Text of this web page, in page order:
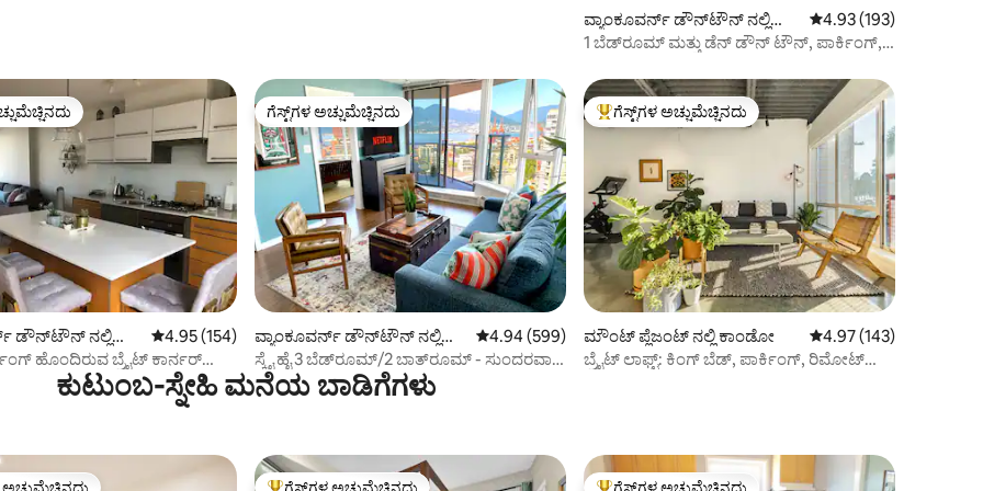
ವ್ಯಾಂಕೂವರ್ನ್ ಡೌನ್‌ಟೌನ್ ನಲ್ಲಿ
ಕಾಂಡೋ
5 ರಲ್ಲಿ 4.93 ಸರಾಸರಿ
4.93 (193)
1 ಬೆಡ್‌ರೂಮ್ ಮತ್ತು ಡೆನ್ ಡೌನ್ ಟೌನ್, ಪಾರ್ಕಿಂಗ್,
348 ವಿಮರ್ಶೆಗಳು
ಡೌನ್‌ಟೌನ್ ನಲ್ಲಿ
5 ರಲ್ಲಿ 4.95 ಸರಾಸರಿ ರೇಟಿಂಗ್, 154 ವಿಮರ್ಶೆಗಳು
4.95 (154)
ಹೊಂದಿರುವ ಬ್ರೈಟ್ ಕಾರ್ನರ್
ಗೆಸ್ಟ್‌ಗಳ ಅಚ್ಚುಮೆಚ್ಚಿನದು
ಗೆಸ್ಟ್‌ಗಳ ಅಚ್ಚುಮೆಚ್ಚಿನದು
ವ್ಯಾಂಕೂವರ್ನ್ ಡೌನ್‌ಟೌನ್ ನಲ್ಲಿ
ಕಾಂಡೋ
5 ರಲ್ಲಿ 4.94 ಸರಾಸರಿ ರೇಟಿಂಗ್, 599 ವಿಮರ್ಶೆಗಳು
4.94 (599)
ಸ್ಕೈ ಹೈ 3 ಬೆಡ್‌ರೂಮ್/2 ಬಾತ್‌ರೂಮ್ - ಸುಂದರವಾದ
ನೋಟಗಳು! ಉಚಿತ ಪಾರ್ಕಿಂಗ್.
ಗೆಸ್ಟ್‌ಗಳಿಗೆ ಅತಿ ಹೆಚ್ಚು ಅಚ್ಚುಮೆಚ್ಚಿನದು
ಗೆಸ್ಟ್‌ಗಳ ಅಚ್ಚುಮೆಚ್ಚಿನದು
ಮೌಂಟ್ ಪ್ಲೆಜಂಟ್ ನಲ್ಲಿ ಕಾಂಡೋ 5 ರಲ್ಲಿ 4.97 ಸರಾಸರಿ
4.97 (143)
ಬ್ರೈಟ್ ಲಾಫ್ಟ್: ಕಿಂಗ್ ಬೆಡ್, ಪಾರ್ಕಿಂಗ್, ರಿಮೋಟ್
ಕುಟುಂಬ-ಸ್ನೇಹಿ ಮನೆಯ ಬಾಡಿಗೆಗಳು